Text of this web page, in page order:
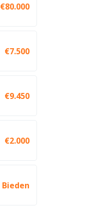
€80.000
€7.500
€9.450
€2.000
Bieden